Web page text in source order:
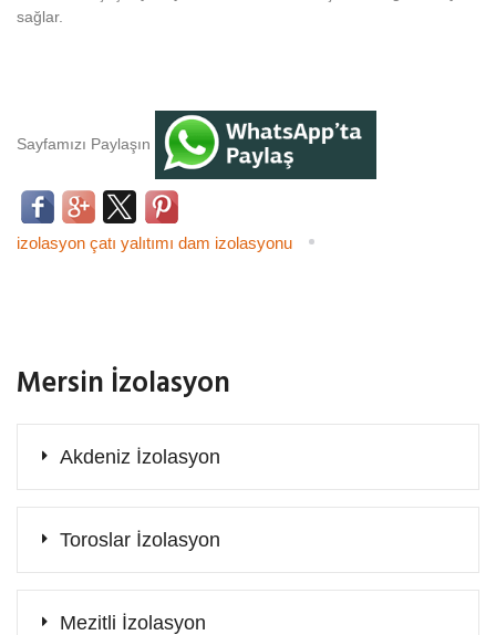
sağlar.
Sayfamızı Paylaşın
izolasyon çatı yalıtımı dam izolasyonu
Mersin İzolasyon
Akdeniz İzolasyon
Toroslar İzolasyon
Mezitli İzolasyon